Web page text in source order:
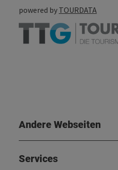
powered by TOURDATA
Andere Webseiten
Services